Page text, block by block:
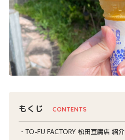
もくじ
TO-FU FACTORY 松田豆腐店 紹介